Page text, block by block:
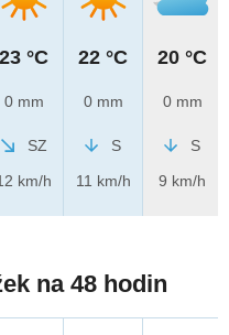
23 °C
0 mm
SZ
km/h
22 °C
0 mm
S
11 km/h
20 °C
0 mm
S
9 km/h
na 48 hodin